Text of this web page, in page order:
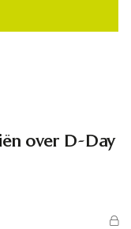
over D-Day